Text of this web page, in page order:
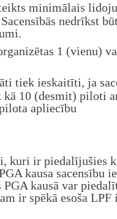
minimālais
nedrīkst
1 (vienu)
tiek ieskaitīti, ja
kā 10 (desmit) piloti
apliecību
kuri ir piedalījušies
kausa sacensību
kausā var
ir spēkā esoša LPF